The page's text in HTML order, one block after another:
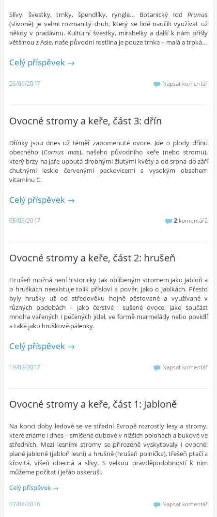
Slívy, švestky, trnky, špendlíky, ryngle… Botanický rodPrunus
(slivoně) je velmi rozmanitý druh, který se lidé naučili využívat už
někdy v pradávnu. Kulturní švestky, mirabelky a další k nám přišly
většinou z Asie, naše původní rostlina je pouze trnka – malá a trpká…
Celý příspěvek →
26/06/2017 Napsat komentář
Ovocné stromy a keře, část 3: dřín
Dřínky jsou dnes už téměř zapomenuté ovoce. Jde o plody dřínu
obecného (Cornus mas), našeho původního keře (nebo stromu),
který brzy na jaře upoutá drobnými žlutými květy a od srpna do září
chutnými leskle červenými peckovicemi s vysokým obsahem
vitaminu C.
Celý příspěvek →
05/05/2017 2 komentářů
Ovocné stromy a keře, část 2: hrušeň
Hrušeň možná není historicky tak oblíbeným stromem jako jabloň a
o hruškách neexistuje tolik přísloví a pověr, jako o jablkách. Přesto
byly hrušky už od středověku hojně pěstované a využívané v
různých podobách – jako čerstvé i sušené ovoce, jako součást
mnoha vařených i pečených jídel, ve formě marmelády nebo povidlí
a také jako hruškové pálenky.
Celý příspěvek →
19/02/2017 Napsat komentář
Ovocné stromy a keře, část 1: Jabloně
Na konci doby ledové se ve střední Evropě rozrostly lesy a stromy,
které známe i dnes – smíšené dubové v nižších polohách a bukové ve
středních. Mezi lesními stromy se přirozeně vyskytovaly i ovocné:
plané jabloně (jabloň lesní) a hrušně (hrušeň polnička), třešeň ptačí a
křovitá, višeň obecná a slívy. S velkou pravděpodobností k nim
můžeme počítat i jeřáb oskeruši.
Celý příspěvek →
07/08/2016 Napsat komentář